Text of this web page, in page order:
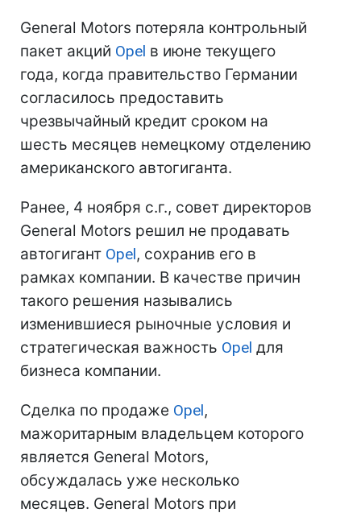
General Motors потеряла контрольный
пакет акций Opel в июне текущего
года, когда правительство Германии
согласилось предоставить
чрезвычайный кредит сроком на
шесть месяцев немецкому отделению
американского автогиганта.
Ранее, 4 ноября с.г., совет директоров
General Motors решил не продавать
автогигант Opel, сохранив его в
рамках компании. В качестве причин
такого решения назывались
изменившиеся рыночные условия и
стратегическая важность Opel для
бизнеса компании.
Сделка по продаже Opel,
мажоритарным владельцем которого
является General Motors,
обсуждалась уже несколько
месяцев. General Motors при